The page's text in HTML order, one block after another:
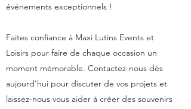
événements exceptionnels !
Faites confiance à Maxi Lutins Events et
Loisirs pour faire de chaque occasion un
moment mémorable. Contactez-nous dès
aujourd'hui pour discuter de vos projets et
laissez-nous vous aider à créer des souvenirs